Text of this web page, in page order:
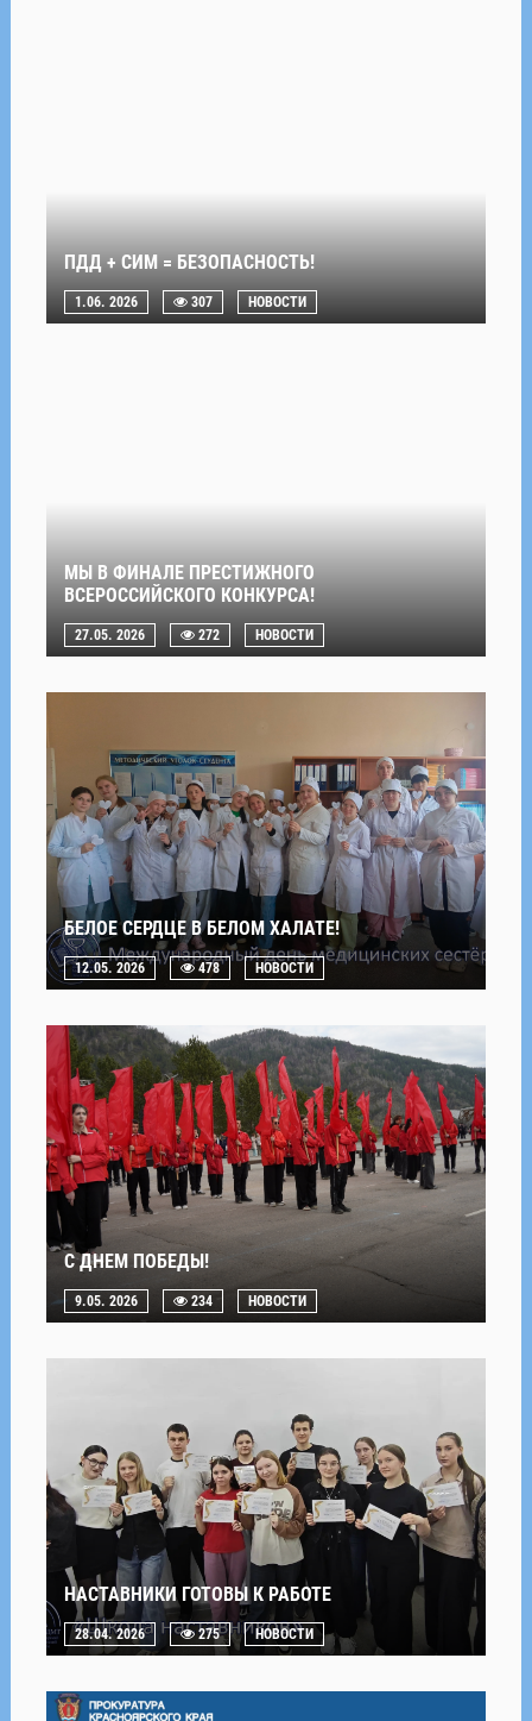
ПДД + СИМ = БЕЗОПАСНОСТЬ!
1.06. 2026 307 НОВОСТИ
МЫ В ФИНАЛЕ ПРЕСТИЖНОГО
ВСЕРОССИЙСКОГО КОНКУРСА!
27.05. 2026 272 НОВОСТИ
БЕЛОЕ СЕРДЦЕ В БЕЛОМ ХАЛАТЕ!
12.05. 2026 478 НОВОСТИ
С ДНЕМ ПОБЕДЫ!
9.05. 2026 234 НОВОСТИ
НАСТАВНИКИ ГОТОВЫ К РАБОТЕ
28.04. 2026 275 НОВОСТИ